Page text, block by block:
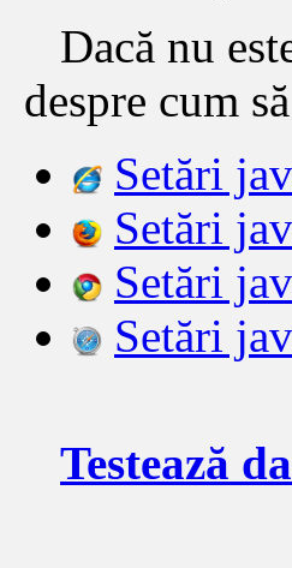
Dacă nu
despre cum
Setări
Setări
Setări
Setări
Testează